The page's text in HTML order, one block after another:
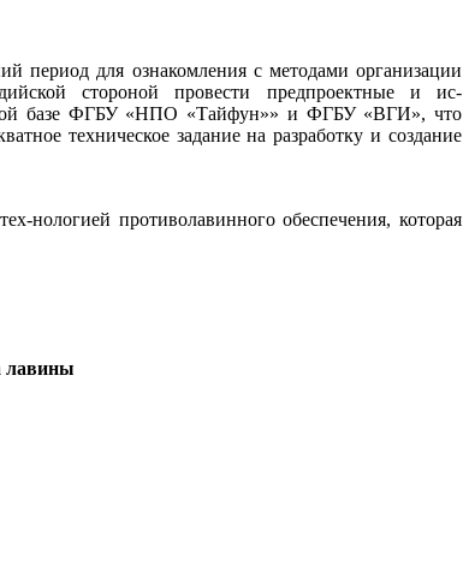
для ознакомления с методами организации
стороной провести предпроектные и ис-
базе ФГБУ «НПО «Тайфун»» и ФГБУ «ВГИ», что
техническое задание на разработку и создание
нологией противолавинного обеспечения, которая
лавины